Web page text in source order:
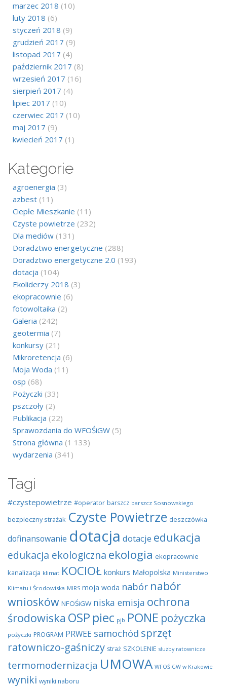
marzec 2018 (10)
luty 2018 (6)
styczeń 2018 (9)
grudzień 2017 (9)
listopad 2017 (4)
październik 2017 (8)
wrzesień 2017 (16)
sierpień 2017 (4)
lipiec 2017 (10)
czerwiec 2017 (10)
maj 2017 (9)
kwiecień 2017 (1)
Kategorie
agroenergia (3)
azbest (11)
Ciepłe Mieszkanie (11)
Czyste powietrze (232)
Dla mediów (131)
Doradztwo energetyczne (288)
Doradztwo energetyczne 2.0 (193)
dotacja (104)
Ekoliderzy 2018 (3)
ekopracownie (6)
fotowoltaika (2)
Galeria (242)
geotermia (7)
konkursy (21)
Mikroretencja (6)
Moja Woda (11)
osp (68)
Pożyczki (33)
pszczoły (2)
Publikacja (22)
Sprawozdania do WFOŚiGW (5)
Strona główna (1 133)
wydarzenia (341)
Tagi
#czystepowietrze #operator barszcz barszcz Sosnowskiego
bezpieczny strażak Czyste Powietrze deszczówka
dofinansowanie dotacja dotacje edukacja
edukacja ekologiczna ekologia ekopracownie
kanalizacja klimat KOCIOŁ konkurs Małopolska Ministerstwo
Klimatu i Środowiska MIRS moja woda nabór nabór
wniosków NFOŚiGW niska emisja ochrona
środowiska OSP piec pjb PONE pożyczka
pożyczki PROGRAM PRWEE samochód sprzęt
ratowniczo-gaśniczy straż SZKOLENIE służby ratownicze
termomodernizacja UMOWA WFOŚiGW w Krakowie
wyniki wyniki naboru